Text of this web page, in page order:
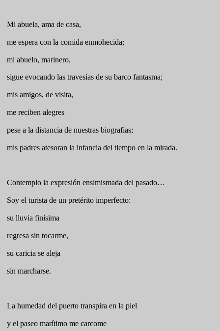
Mi abuela, ama de casa,
me espera con la comida enmohecida;
mi abuelo, marinero,
sigue evocando las travesías de su barco fantasma;
mis amigos, de visita,
me reciben alegres
pese a la distancia de nuestras biografías;
mis padres atesoran la infancia del tiempo en la mirada.
Contemplo la expresión ensimismada del pasado…
Soy el turista de un pretérito imperfecto:
su lluvia finísima
regresa sin tocarme,
su caricia se aleja
sin marcharse.
La humedad del puerto transpira en la piel
y el paseo marítimo me carcome